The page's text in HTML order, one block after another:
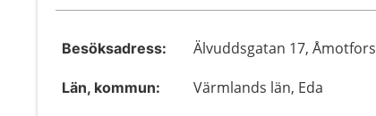
Besöksadress: Älvuddsgatan 17, Åmotfors
Län, kommun: Värmlands län, Eda